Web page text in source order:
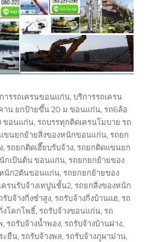
ารรถเครนขอนแก่น,บริการรถเครน
าน ยกป้ายขึ้น 20 ม ขอนแก่น,รถ6ล้อ
ขอนแก่น,รถบรรทุกติดเครนโมบาย รถ
ขนยกย้ายสิ่งของหนักขอนแก่น,รถยก
,รถยกติดเฮี๊ยบรับจ้าง,รถยกติดแขนยก
กเป้นต้น ขอนแก่น,รถยกยกย้ายของ
นัก2ตันขอนแก่น,รถยกยกย้ายของ
ครนรับจ้างเทปูนชั้น2,รถยกสิ่งของหนัก
รับจ้างกิ่งซำสูง,รถรับจ้างกิ่งบ้านแฮ,รถ
งโคกโพธิ์,รถรับจ้างขอนแก่น,รถ
,รถรับจ้างน้ำพอง,รถรับจ้างบ้านฝาง,
ะยืน,รถรับจ้างพล,รถรับจ้างภูผาม่าน,